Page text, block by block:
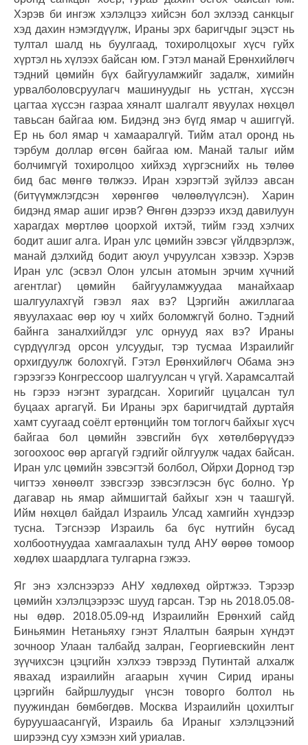
Хэрэв би ингэж хэлэлцээ хийсэн бол эхлээд санкцыг
хэд дахин нэмэгдүүлж, Ираны эрх баригчдыг эцэст нь
тултал шалд нь буулгаад, тохиролцохыг хүсч гуйх
хүртэл нь хүлээх байсан юм. Гэтэл манай Ерөнхийлөгч
тэдний цөмийн бүх байгууламжийг задалж, химийн
урвалболовсруулагч машинуудыг нь устган, хүссэн
цагтаа хүссэн газраа хяналт шалгалт явуулах нөхцөл
тавьсан байгаа юм. Бидэнд энэ бүгд ямар ч ашиггүй.
Ер нь бол ямар ч хамааралгүй. Тийм атал оронд нь
тэрбум доллар өгсөн байгаа юм. Манай талыг ийм
болчимгүй тохиролцоо хийхэд хүргэснийх нь төлөө
бид бас мөнгө төлжээ. Иран хэрэгтэй зүйлээ авсан
(битүүмжлэгдсэн хөрөнгөө чөлөөлүүлсэн). Харин
бидэнд ямар ашиг ирэв? Өнгөн дээрээ ихэд давилуун
харагдах мөртлөө цоорхой ихтэй, тийм гээд хэлчих
бодит ашиг алга. Иран улс цөмийн зэвсэг үйлдвэрлэж,
манай дэлхийд бодит аюул учруулсан хэвээр. Хэрэв
Иран улс (эсвэл Олон улсын атомын эрчим хүчний
агентлаг) цөмийн байгууламжуудаа манайхаар
шалгуулахгүй гэвэл яах вэ? Цэргийн ажиллагаа
явуулахаас өөр юу ч хийх боломжгүй болно. Тэдний
байнга заналхийлдэг улс орнууд яах вэ? Ираны
сүрдүүлгэд орсон улсуудыг, тэр тусмаа Израилийг
орхигдуулж болохгүй. Гэтэл Ерөнхийлөгч Обама энэ
гэрээгээ Конгрессоор шалгуулсан ч үгүй. Харамсалтай
нь гэрээ нэгэнт зурагдсан. Хоригийг цуцалсан тул
буцаах аргагүй. Би Ираны эрх баригчидтай дуртайя
хамт суугаад соёлт ертөнцийн том тоглогч байхыг хүсч
байгаа бол цөмийн зэвсгийн бүх хөтөлбөрүүдээ
зогоохоос өөр аргагүй гэдгийг ойлгуулж чадах байсан.
Иран улс цөмийн зэвсэгтэй болбол, Ойрхи Дорнод тэр
чигтээ хөнөөлт зэвсгээр зэвсэглэсэн бүс болно. Үр
дагавар нь ямар аймшигтай байхыг хэн ч таашгүй.
Ийм нөхцөл байдал Израиль Улсад хамгийн хүндээр
тусна. Тэгснээр Израиль ба бүс нутгийн бусад
холбоотнуудаа хамгаалахын тулд АНУ өөрөө томоор
хөдлөх шаардлага тулгарна гэжээ.
Яг энэ хэлснээрээ АНУ хөдлөхөд ойртжээ. Тэрээр
цөмийн хэлэлцээрээс шууд гарсан. Тэр нь 2018.05.08-
ны өдөр. 2018.05.09-нд Израилийн Ерөнхий сайд
Биньямин Нетаньяху гэнэт Ялалтын баярын хүндэт
зочноор Улаан талбайд залран, Георгиевскийн лент
зүүчихсэн цэцгийн хэлхээ тэврээд Путинтай алхалж
явахад израилийн агаарын хүчин Сирид ираны
цэргийн байршлуудыг үнсэн товорго болтол нь
пуужиндан бөмбөгдөв. Москва Израилийн цохилтыг
буруушаасангүй, Израиль ба Ираныг хэлэлцээний
ширээнд суу хэмээн хий уриалав.